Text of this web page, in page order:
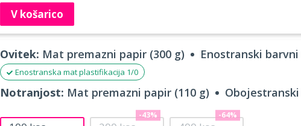
V košarico
Ovitek: Mat premazni papir (300 g) Enostranski
Enostranska mat plastifikacija 1/0
Notranjost: Mat premazni papir (110 g)
-43% -64%